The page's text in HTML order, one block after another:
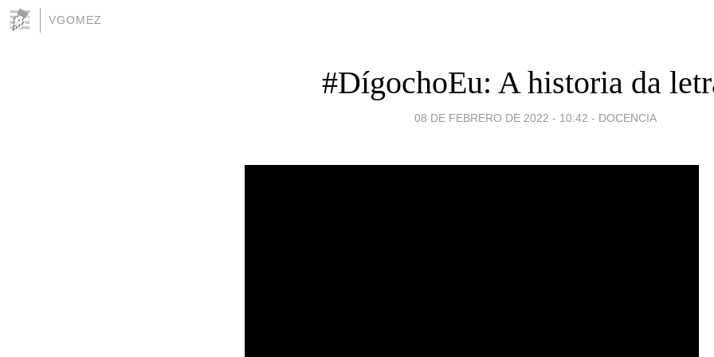
VGOMEZ
#DígochoEu: A historia da
08 DE FEBRERO DE 2022 - 10:42 - DOCENCIA